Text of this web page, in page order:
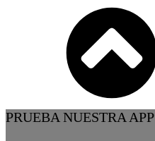
PRUEBA NUESTRA APP